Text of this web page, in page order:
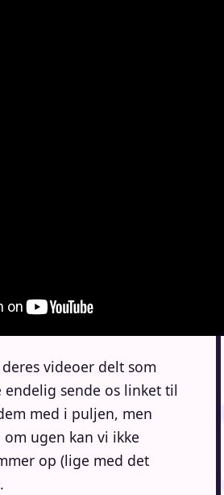
videoer delt som
endelig sende os linket til
med i puljen, men
ugen kan vi ikke
op (lige med det